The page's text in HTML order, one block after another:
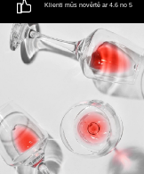
Klienti mūs novērtē ar 4.6 no 5